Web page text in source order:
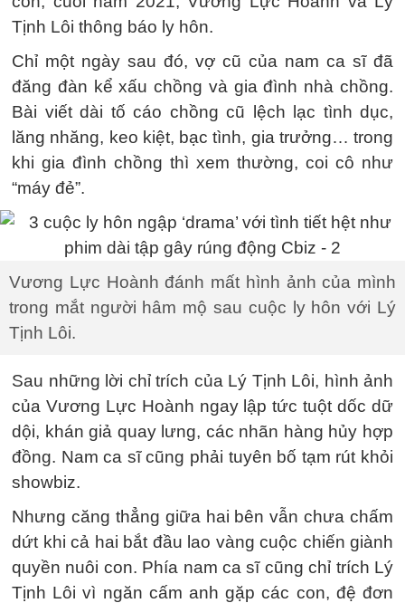
Tịnh Lôi thông báo ly hôn.
Chỉ một ngày sau đó, vợ cũ của nam ca sĩ đã
đăng đàn kể xấu chồng và gia đình nhà chồng.
Bài viết dài tố cáo chồng cũ lệch lạc tình dục,
lăng nhăng, keo kiệt, bạc tình, gia trưởng… trong
khi gia đình chồng thì xem thường, coi cô như
“máy đẻ”.
Vương Lực Hoành đánh mất hình ảnh của mình
trong mắt người hâm mộ sau cuộc ly hôn với Lý
Tịnh Lôi.
Sau những lời chỉ trích của Lý Tịnh Lôi, hình ảnh
của Vương Lực Hoành ngay lập tức tuột dốc dữ
dội, khán giả quay lưng, các nhãn hàng hủy hợp
đồng. Nam ca sĩ cũng phải tuyên bố tạm rút khỏi
showbiz.
Nhưng căng thẳng giữa hai bên vẫn chưa chấm
dứt khi cả hai bắt đầu lao vàng cuộc chiến giành
quyền nuôi con. Phía nam ca sĩ cũng chỉ trích Lý
Tịnh Lôi vì ngăn cấm anh gặp các con, đệ đơn